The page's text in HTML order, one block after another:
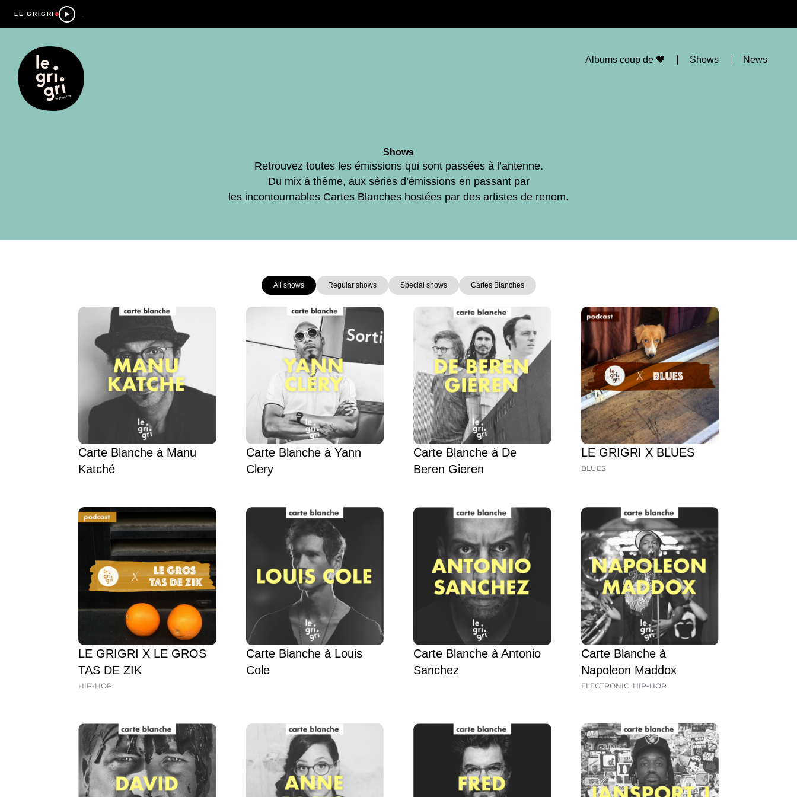
LE GRIGRI —
Albums coup de 🖤 Shows News
Shows
Retrouvez toutes les émissions qui sont passées à l’antenne.
Du mix à thème, aux séries d’émissions en passant par
les incontournables Cartes Blanches hostées par des artistes de renom.
All shows Regular shows Special shows Cartes Blanches
Carte Blanche à Manu
Katché
Carte Blanche à Yann
Clery
Carte Blanche à De
Beren Gieren
LE GRIGRI X BLUES
BLUES
LE GRIGRI X LE GROS
TAS DE ZIK
HIP-HOP
Carte Blanche à Louis
Cole
Carte Blanche à Antonio
Sanchez
Carte Blanche à
Napoleon Maddox
ELECTRONIC HIP-HOP
Page Page PagePagePage